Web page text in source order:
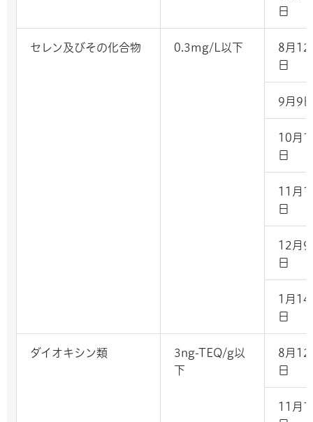
日
セレン及びその化合物 0.3mg/L以下
8月12
日
9月9
10月
日
11月
日
12月9
日
1月14
日
ダイオキシン類
3ng-TEQ/g以
下
8月12
日
11月